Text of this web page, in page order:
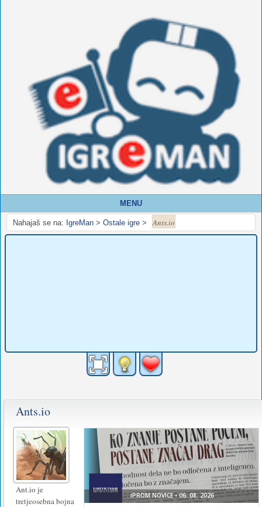
MENU
Nahajaš se na: IgreMan > Ostale igre > Ants.io
Ants.io
Ant.io je
tretjeosebna bojna